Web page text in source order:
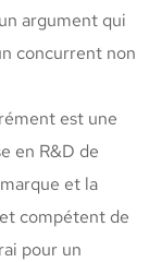
argument qui
concurrent non
est une
en R&D de
et la
compétent de
pour un